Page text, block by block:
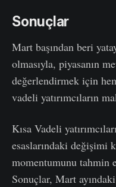
Sonuçlar
Mart başından beri
olmasıyla, piyasanın
değerlendirmek için
vadeli yatırımcıların
Kısa Vadeli
esaslarındaki değişimi
momentumunu tahmin
Sonuçlar, Mart